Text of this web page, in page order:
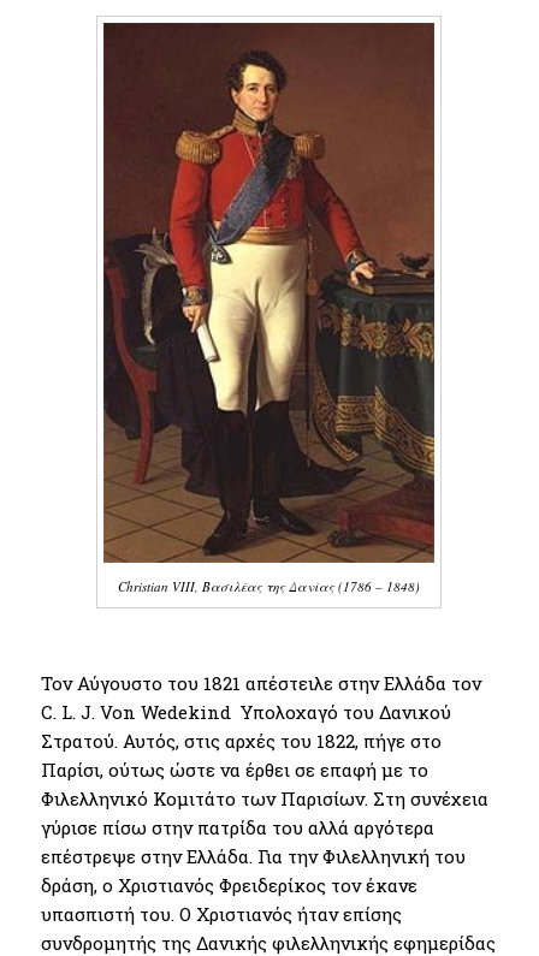
Christian VIII, Βασιλέας της Δανίας (1786 – 1848)
Τον Αύγουστο του 1821 απέστειλε στην Ελλάδα τον
C. L. J. Von Wedekind Υπολοχαγό του Δανικού
Στρατού. Αυτός, στις αρχές του 1822, πήγε στο
Παρίσι, ούτως ώστε να έρθει σε επαφή με το
Φιλελληνικό Κομιτάτο των Παρισίων. Στη συνέχεια
γύρισε πίσω στην πατρίδα του αλλά αργότερα
επέστρεψε στην Ελλάδα. Για την Φιλελληνική του
δράση, ο Χριστιανός Φρειδερίκος τον έκανε
υπασπιστή του. Ο Χριστιανός ήταν επίσης
συνδρομητής της Δανικής φιλελληνικής εφημερίδας